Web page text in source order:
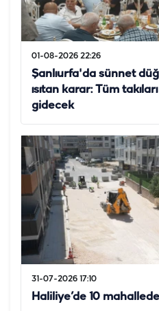
01-08-2026 22:26
Şanlıurfa'da sünnet
ısıtan karar: Tüm
gidecek
31-07-2026 17:10
Haliliye’de 10